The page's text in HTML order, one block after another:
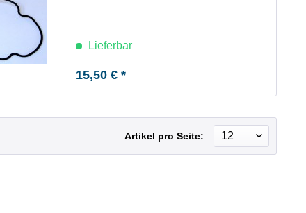
Lieferbar
15,50 € *
Artikel pro Seite: